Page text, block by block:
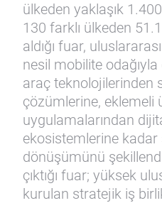
ülkeden yaklaşık
130 farklı ülkeden
aldığı fuar,
nesil mobilite
araç teknolojilerinden
çözümlerine, eklemeli
uygulamalarından
ekosistemlerine kadar
dönüşümünü
çıktığı fuar; yüksek
kurulan stratejik iş